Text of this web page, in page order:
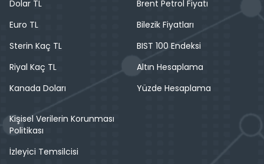
Dolar TL
Euro TL
Sterin Kaç TL
Riyal Kaç TL
Kanada Doları
Brent Petrol Fiyatı
Bilezik Fiyatları
BIST 100 Endeksi
Altın Hesaplama
Yüzde Hesaplama
Kişisel Verilerin Korunması
Politikası
İzleyici Temsilcisi